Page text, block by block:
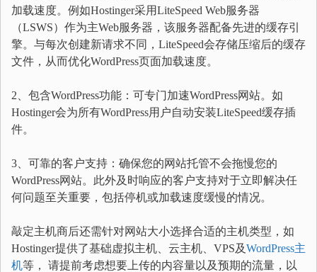
加载速度。例如Hostinger采用LiteSpeed Web服务器
（LSWS）作为主Web服务器，该服务器配备先进的缓存引
擎。与每次创建新请求不同，LiteSpeed会存储压缩后的缓存
文件，从而优化WordPress页面加载速度。
2、包含WordPress功能：可专门加速WordPress网站。如
Hostinger会为所有WordPress用户自动安装LiteSpeed缓存插
件。
3、可靠的客户支持：确保您的网站托管不会拖慢您的
WordPress网站。此外及时响应的客户支持对于立即解决任
何问题至关重要，包括停机或加载速度缓慢的情况。
敲定主机商后还需针对网站大小选择合适的主机类型，如
Hostinger提供了基础虚拟主机、云主机、VPS及WordPress主
机等， 请提前考虑想要上传的内容量以及预期的流量，以